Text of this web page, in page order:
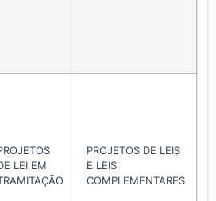
LEI EM
PROJETOS DE LEIS
E LEIS
COMPLEMENTARES